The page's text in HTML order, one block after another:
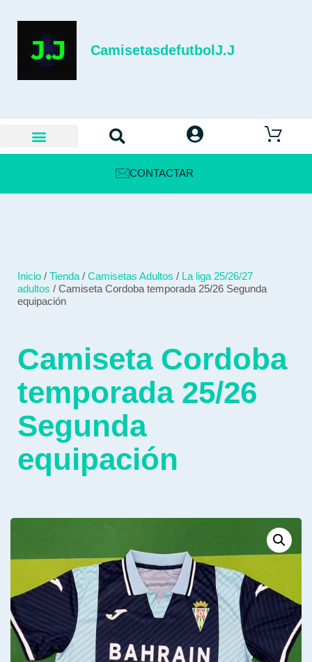
CamisetasdefutbolJ.J
CONTACTAR
Inicio / Tienda / Camisetas Adultos / La liga 25/26/27
adultos / Camiseta Cordoba temporada 25/26 Segunda
equipación
Camiseta Cordoba
temporada 25/26
Segunda
equipación